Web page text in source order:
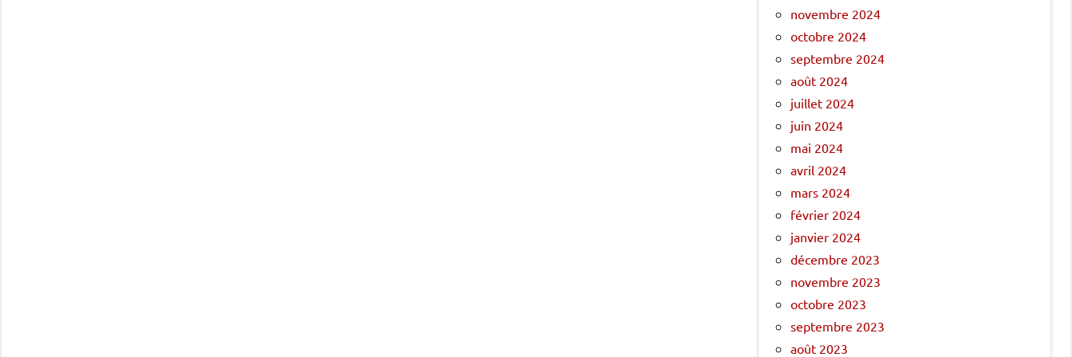
novembre 2024
octobre 2024
septembre 2024
août 2024
juillet 2024
juin 2024
mai 2024
avril 2024
mars 2024
février 2024
janvier 2024
décembre 2023
novembre 2023
octobre 2023
septembre 2023
août 2023